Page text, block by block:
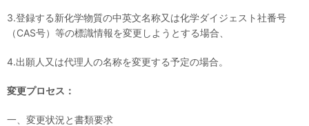
3.登録する新化学物質の中英文名称又は化学ダイジェスト社番号
（CAS号）等の標識情報を変更しようとする場合、
4.出願人又は代理人の名称を変更する予定の場合。
変更プロセス：
一、変更状況と書類要求